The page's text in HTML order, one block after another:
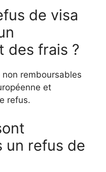
de visa
des frais ?
remboursables
et
refus.
un refus de